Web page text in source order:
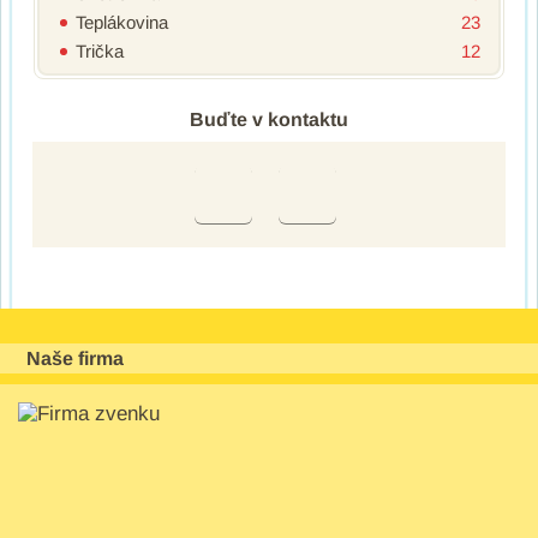
Teplákovina
23
Trička
12
Buďte v kontaktu
Naše firma